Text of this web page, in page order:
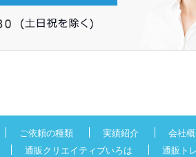
ご依頼の種類 実績紹介 会社
通販クリエイティブいろは 通販ト